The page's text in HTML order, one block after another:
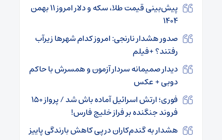
پیش‌بینی قیمت طلا، سکه و دلار امروز ۱۱ بهمن
۱۴۰۴
صدور هشدار نارنجی: امروز کدام شهرها زیرآب
رفتند؟ +فیلم
دیدار صمیمانه سردار آزمون و همسرش با حاکم
دوبی + عکس
فوری؛ ارتش اسرائیل آماده باش شد / پرواز ۱۵۰
فروند جنگنده‌ بر فراز خلیج فارس!
هشدار به گندم‌کاران درپی کاهش بارندگی‌ پاییز